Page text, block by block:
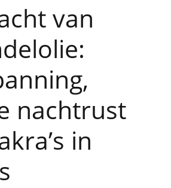
van
nachtrust
in